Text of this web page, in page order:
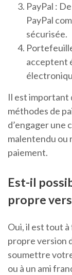
PayPal :
PayPal
sécurisée.
acceptent
Il est important
méthodes de
d’engager une
malentendu ou
paiement.
Est-il
propre
Oui, il est tout
propre version
soumettre
ou à un ami